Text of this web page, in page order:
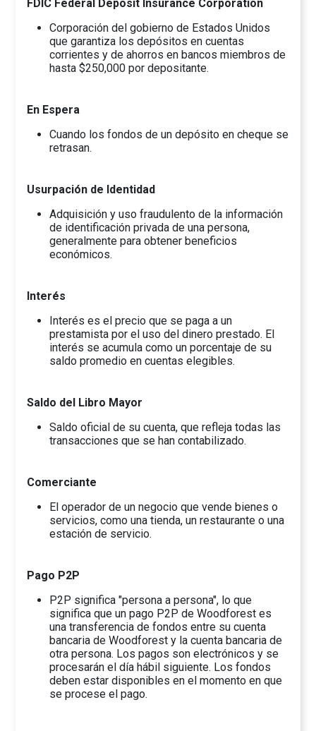
FDIC Federal Deposit Insurance Corporation
Corporación del gobierno de Estados Unidos
que garantiza los depósitos en cuentas
corrientes y de ahorros en bancos miembros de
hasta $250,000 por depositante.
En Espera
Cuando los fondos de un depósito en cheque se
retrasan.
Usurpación de Identidad
Adquisición y uso fraudulento de la información
de identificación privada de una persona,
generalmente para obtener beneficios
económicos.
Interés
Interés es el precio que se paga a un
prestamista por el uso del dinero prestado. El
interés se acumula como un porcentaje de su
saldo promedio en cuentas elegibles.
Saldo del Libro Mayor
Saldo oficial de su cuenta, que refleja todas las
transacciones que se han contabilizado.
Comerciante
El operador de un negocio que vende bienes o
servicios, como una tienda, un restaurante o una
estación de servicio.
Pago P2P
P2P significa "persona a persona", lo que
significa que un pago P2P de Woodforest es
una transferencia de fondos entre su cuenta
bancaria de Woodforest y la cuenta bancaria de
otra persona. Los pagos son electrónicos y se
procesarán el día hábil siguiente. Los fondos
deben estar disponibles en el momento en que
se procese el pago.